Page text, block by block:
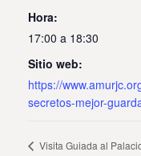
Hora:
17:00 a 18:30
Sitio web:
https://
secretos-mejor-
Visita Guiada al